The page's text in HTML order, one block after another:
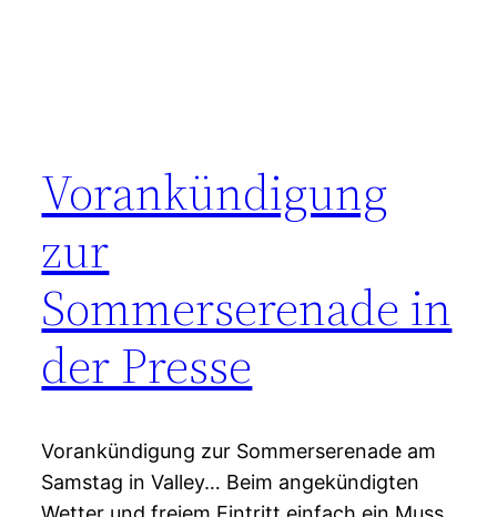
Vorankündigung
zur
Sommerserenade in
der Presse
Vorankündigung zur Sommerserenade am
Samstag in Valley… Beim angekündigten